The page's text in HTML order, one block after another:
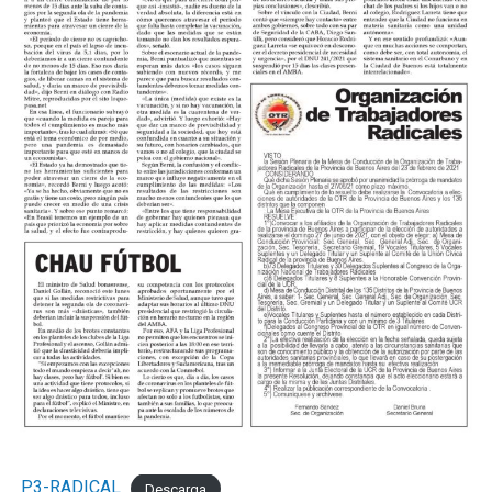
del córner.
Los de Mignini eran mucho más y el tercero llegó por
decantación. A los 24, Verón avanzó a toda velocidad
por izquierda, habilitó a Castillo y Acha, que lo venía
corriendo de atrás, lo desestabilizó adentro del area,
Rubiano no dudó y el juvenil desde los doce pasos anotó
su primer gol en el Federal A para empezar a decretar la
historia.
El complemento se jugó a otro ritmo pero mostró la
solidez del fondo kimberleño cada vez que lo probaron.
Más allá de eso, en los primeros cinco minutos, Miori
tuvo dos claras para convertir el cuarto pero Nadal se
lució en ambas con dos atajadas tremendas.
Los cambios probados por Mario Martínez le dieron a
en el pase en el pase final. Por su lado, Mignini también
P3-RADICAL Descarga